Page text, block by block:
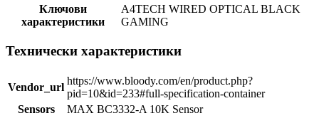
Ключови
характеристики
A4TECH WIRED OPTICAL BLACK
GAMING
Технически характеристики
Vendor_url
https://www.bloody.com/en/product.php?
pid=10&id=233#full-specification-container
Sensors
MAX BC3332-A 10K Sensor